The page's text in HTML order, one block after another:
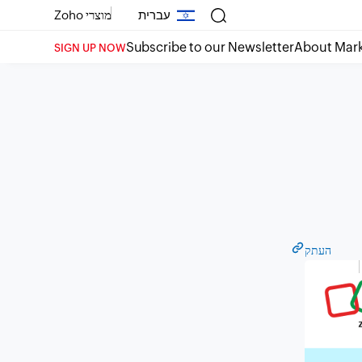
עברית מוצרי Zoho
About
Subscribe to our Newsletter
SIGN UP NOW
העתק